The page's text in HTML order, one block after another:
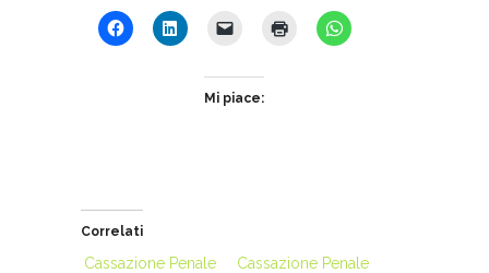
Mi piace:
Correlati
Cassazione Penale
Cassazione Penale